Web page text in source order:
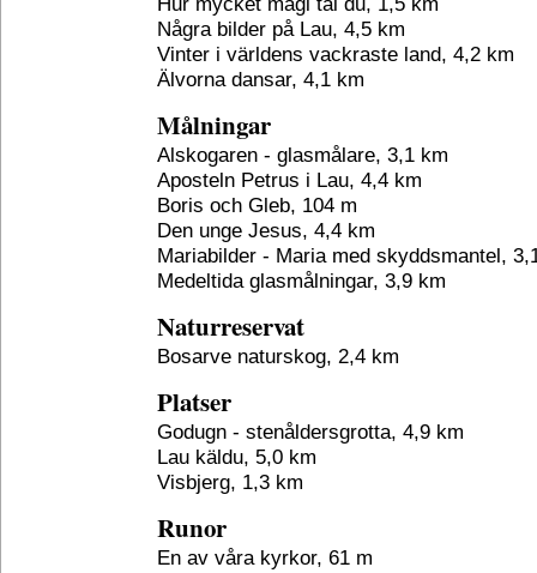
Några bilder på Lau, 4,5 km
Vinter i världens vackraste land, 4,2 km
Älvorna dansar, 4,1 km
Målningar
Alskogaren - glasmålare, 3,1 km
Aposteln Petrus i Lau, 4,4 km
Boris och Gleb, 104 m
Den unge Jesus, 4,4 km
Mariabilder - Maria med skyddsmantel,
Medeltida glasmålningar, 3,9 km
Naturreservat
Bosarve naturskog, 2,4 km
Platser
Godugn - stenåldersgrotta, 4,9 km
Lau käldu, 5,0 km
Visbjerg, 1,3 km
Runor
En av våra kyrkor, 61 m